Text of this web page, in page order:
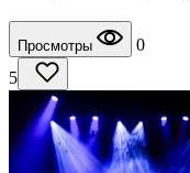
Просмотры
0
5